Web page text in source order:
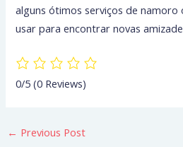
alguns ótimos serviços de namoro
usar para encontrar novas
0/5(0 Reviews)
← Previous Post